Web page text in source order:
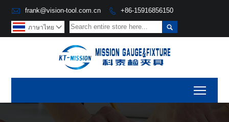
 frank@vision-tool.com.cn  +86-15916856150

ภาษาไทย 